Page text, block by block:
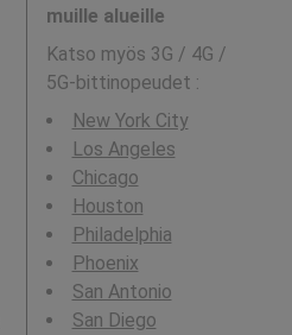
muille alueille
Katso myös 3G / 4G /
5G-bittinopeudet :
New York City
Los Angeles
Chicago
Houston
Philadelphia
Phoenix
San Antonio
San Diego